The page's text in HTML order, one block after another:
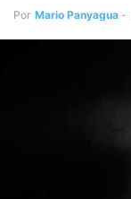
Por Mario Panyagua -